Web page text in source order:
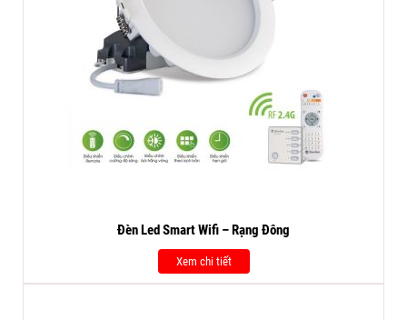
Đèn Led Smart Wifi – Rạng Đông
Xem chi tiết